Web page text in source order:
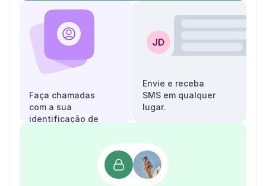
Faça chamadas
com a sua
identificação de
Envie e receba
SMS em qualquer
lugar.